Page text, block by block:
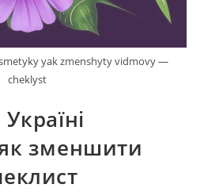
yak zmenshyty vidmovy —
cheklyst
зменшити